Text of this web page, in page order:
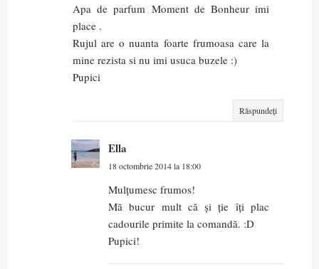
Apa de parfum Moment de Bonheur imi
place .
Rujul are o nuanta foarte frumoasa care la
mine rezista si nu imi usuca buzele :)
Pupici
Răspundeți
Ella
18 octombrie 2014 la 18:00
Mulțumesc frumos!
Mă bucur mult că și ție îți plac
cadourile primite la comandă. :D
Pupici!